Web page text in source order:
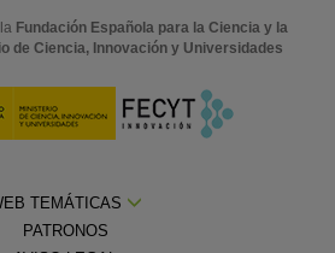
Fundación Española para la Ciencia y la
de Ciencia, Innovación y Universidades
TEMÁTICAS
PATRONOS